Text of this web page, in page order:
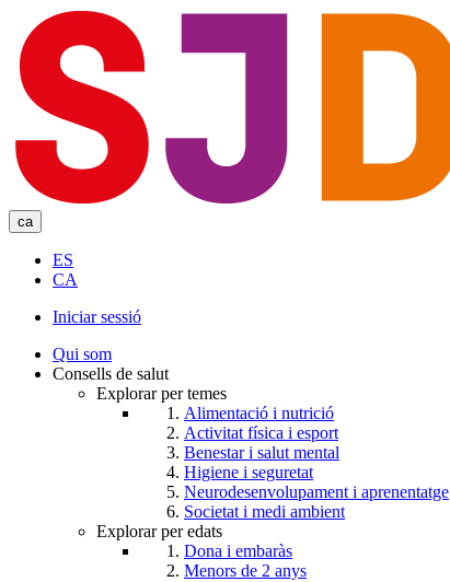
main
content
ca
ES
CA
User
account
Iniciar sessió
Qui som
Consells de salut
Explorar per temes
Alimentació i nutrició
Activitat física i esport
Benestar i salut mental
Higiene i seguretat
Neurodesenvolupament i aprenentatge
Societat i medi ambient
Explorar per edats
Dona i embaràs
Menors de 2 anys